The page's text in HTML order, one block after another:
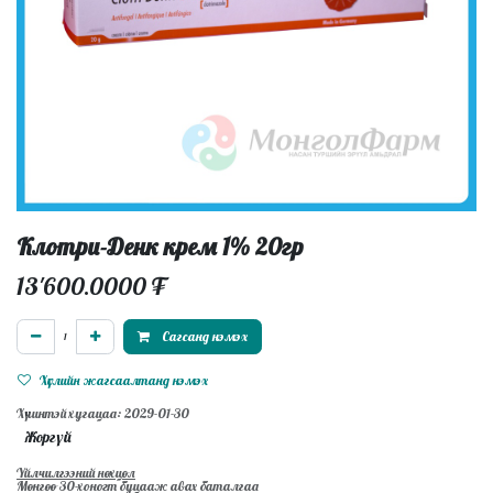
Клотри-Денк крем 1% 20гр
13'600.0000₮
Сагсанд нэмэх
Хүслийн жагсаалтанд нэмэх
Хүчинтэй хугацаа: 2029-01-30
Жоргүй
Үйлчилгээний нөхцөл
Мөнгөө 30-хоногт буцааж авах баталгаа